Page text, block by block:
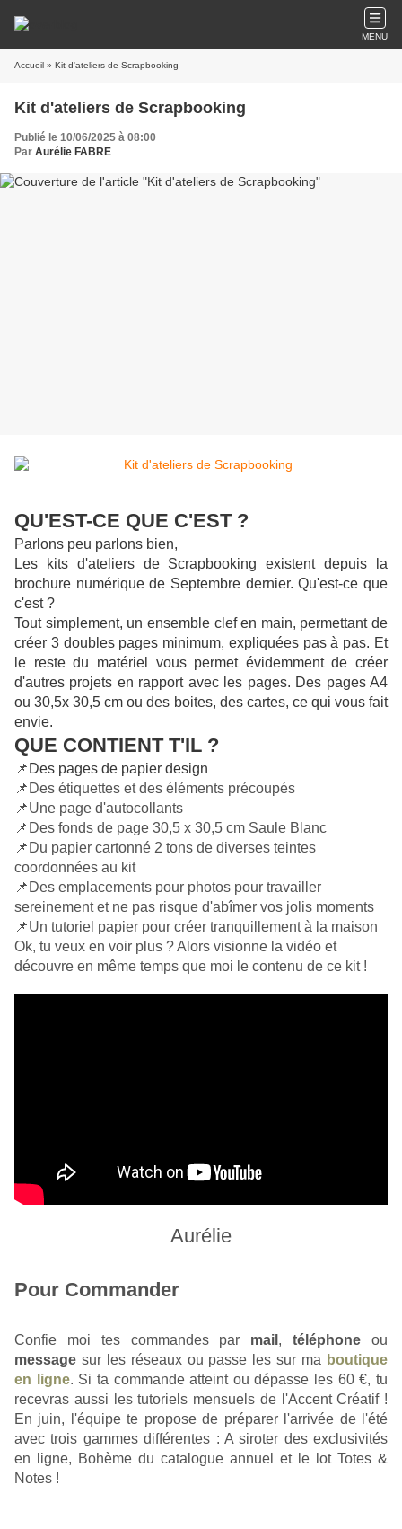
MENU
Accueil » Kit d'ateliers de Scrapbooking
Kit d'ateliers de Scrapbooking
Publié le 10/06/2025 à 08:00
Par Aurélie FABRE
QU'EST-CE QUE C'EST ?
Parlons peu parlons bien,
Les kits d'ateliers de Scrapbooking existent depuis la
brochure numérique de Septembre dernier. Qu'est-ce que
c'est ?
Tout simplement, un ensemble clef en main, permettant de
créer 3 doubles pages minimum, expliquées pas à pas. Et
le reste du matériel vous permet évidemment de créer
d'autres projets en rapport avec les pages. Des pages A4
ou 30,5x 30,5 cm ou des boites, des cartes, ce qui vous fait
envie.
QUE CONTIENT T'IL ?
📌 Des pages de papier design
📌Des étiquettes et des éléments précoupés
📌Une page d'autocollants
📌Des fonds de page 30,5 x 30,5 cm Saule Blanc
📌Du papier cartonné 2 tons de diverses teintes
coordonnées au kit
📌Des emplacements pour photos pour travailler
sereinement et ne pas risque d'abîmer vos jolis moments
📌Un tutoriel papier pour créer tranquillement à la maison
Ok, tu veux en voir plus ? Alors visionne la vidéo et
découvre en même temps que moi le contenu de ce kit !
Aurélie
Pour Commander
Confie moi tes commandes par mail , téléphone
message sur les réseaux ou passe les sur ma boutique
en ligne. Si ta commande atteint ou dépasse les 60 €, tu
recevras aussi les tutoriels mensuels de l'Accent Créatif !
En juin, l'équipe te propose de préparer l'arrivée de l'été
avec trois gammes différentes : A siroter des exclusivités
en ligne, Bohème du catalogue annuel et le lot Totes &
Notes !